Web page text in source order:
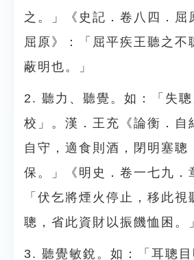
之。」《史記．卷八四．屈
屈原》：「屈平疾王聽之不
蔽明也。」
2. 聽力、聽覺。如：「失
校」。漢．王充《論衡．自
自守，適食則酒，閉明塞聰
保。」《明史．卷一七九．
「伏乞將煙火停止，移此視
聰，省此資財以振饑恤困。
3. 聽覺敏銳。如：「耳聰